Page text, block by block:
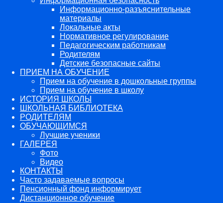
Информационно-разъяснительные
материалы
Локальные акты
Нормативное регулирование
Педагогическим работникам
Родителям
Детские безопасные сайты
ПРИЕМ НА ОБУЧЕНИЕ
Прием на обучение в дошкольные группы
Прием на обучение в школу
ИСТОРИЯ ШКОЛЫ
ШКОЛЬНАЯ БИБЛИОТЕКА
РОДИТЕЛЯМ
ОБУЧАЮЩИМСЯ
Лучшие ученики
ГАЛЕРЕЯ
Фото
Видео
КОНТАКТЫ
Часто задаваемые вопросы
Пенсионный фонд информирует
Дистанционное обучение